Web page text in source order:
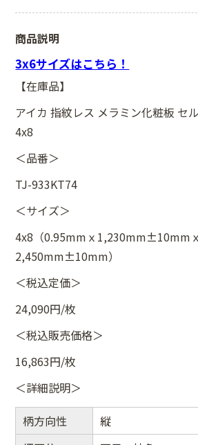
商品説明
3x6サイズはこちら！
【在庫品】
アイカ 指紋レス メラミン化粧板 セ
4x8
＜品番＞
TJ-933KT74
＜サイズ＞
4x8（0.95mmｘ1,230mm±10mmｘ
2,450mm±10mm）
＜税込定価＞
24,090円/枚
＜税込販売価格＞
16,863円/枚
＜詳細説明＞
柄方向性
縦